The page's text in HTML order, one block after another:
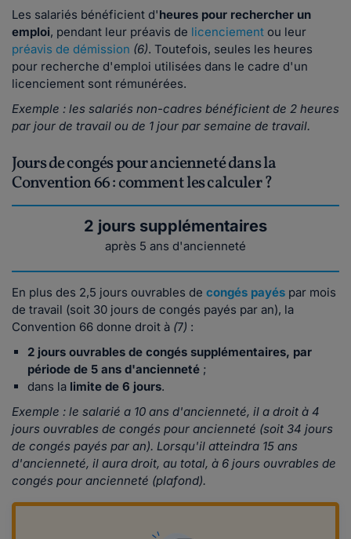
Les salariés bénéficient d'heures pour rechercher un
emploi, pendant leur préavis de licenciement ou leur
préavis de démission (6). Toutefois, seules les heures
pour recherche d'emploi utilisées dans le cadre d'un
licenciement sont rémunérées.
Exemple : les salariés non-cadres bénéficient de 2 heures
par jour de travail ou de 1 jour par semaine de travail.
Jours de congés pour ancienneté dans la
Convention 66 : comment les calculer ?
2 jours supplémentaires
après 5 ans d'ancienneté
En plus des 2,5 jours ouvrables de congés payés par mois
de travail (soit 30 jours de congés payés par an), la
Convention 66 donne droit à (7) :
2 jours ouvrables de congés supplémentaires, par
période de 5 ans d'ancienneté ;
dans la limite de 6 jours.
Exemple : le salarié a 10 ans d'ancienneté, il a droit à 4
jours ouvrables de congés pour ancienneté (soit 34 jours
de congés payés par an). Lorsqu'il atteindra 15 ans
d'ancienneté, il aura droit, au total, à 6 jours ouvrables de
congés pour ancienneté (plafond).